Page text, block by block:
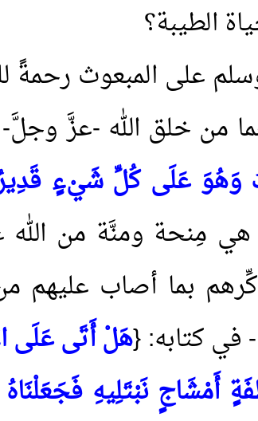
الطيبة؟
على المبعوث رحمةً
من خلق الله -عزَّ وجلَّ-
وَهُوَ عَلَى كُلِّ شَيْءٍ
هي مِنحة ومنَّة من
بما أصاب عليهم
في كتابه: {هَلْ أَتَى عَلَى
أَمْشَاجٍ نَبْتَلِيهِ